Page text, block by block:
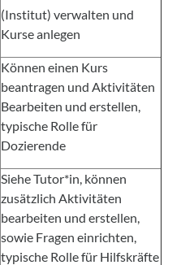
(Institut) verwalten und
Kurse anlegen
Können einen Kurs
beantragen und Aktivitäten
Bearbeiten und erstellen,
typische Rolle für
Dozierende
Siehe Tutor*in, können
zusätzlich Aktivitäten
bearbeiten und erstellen,
sowie Fragen einrichten,
typische Rolle für Hilfskräfte